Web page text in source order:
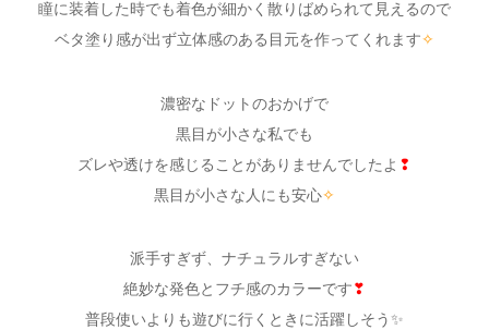
瞳に装着した時でも着色が細かく散りばめられて見えるので
ベタ塗り感が出ず立体感のある目元を作ってくれます✧
濃密なドットのおかげで
黒目が小さな私でも
ズレや透けを感じることがありませんでしたよ ❢
黒目が小さな人にも安心✧
派手すぎず、ナチュラルすぎない
絶妙な発色とフチ感のカラーです❣
普段使いよりも遊びに行くときに活躍しそう✨